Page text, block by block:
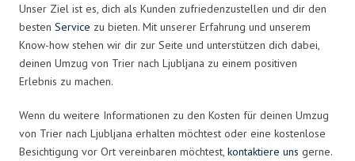
Unser Ziel ist es, dich als Kunden zufriedenzustellen und dir den
besten Service zu bieten. Mit unserer Erfahrung und unserem
Know-how stehen wir dir zur Seite und unterstützen dich dabei,
deinen Umzug von Trier nach Ljubljana zu einem positiven
Erlebnis zu machen.
Wenn du weitere Informationen zu den Kosten für deinen Umzug
von Trier nach Ljubljana erhalten möchtest oder eine kostenlose
Besichtigung vor Ort vereinbaren möchtest, kontaktiere uns gerne.